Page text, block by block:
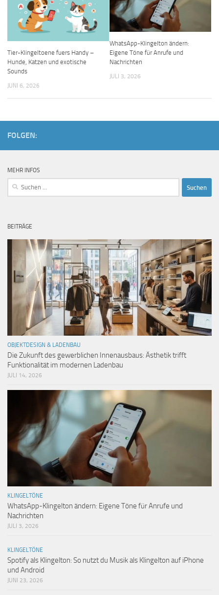
Tier-Klingeltoene fuers Handy –
Hunde, Katzen und exotische
Sounds
JUNI 6, 2026
WhatsApp-Klingelton ändern:
Eigene Töne für Anrufe und
Nachrichten
JULI 3, 2026
FOLGEN:
MEHR INFOS
Suchen
BEITRÄGE
OBJEKTDESIGN & LADENBAU
Die Zukunft des gewerblichen Innenausbaus: Ästhetik trifft
Funktionalität im modernen Ladenbau
JULI 14, 2026
KLINGELTÖNE
WhatsApp-Klingelton ändern: Eigene Töne für Anrufe und
Nachrichten
JULI 3, 2026
KLINGELTÖNE
Spotify als Klingelton: So nutzt du Musik als Klingelton auf iPhone
und Android
JUNI 23, 2026